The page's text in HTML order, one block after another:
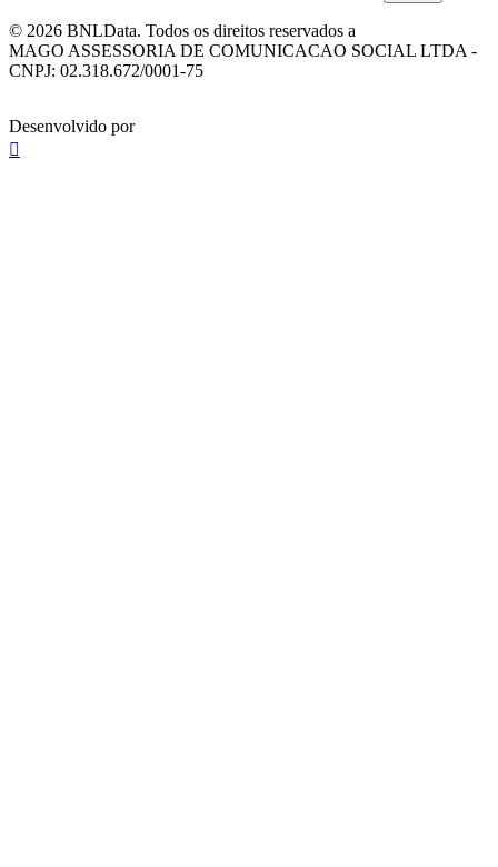
© 2026 BNLData. Todos os direitos reservados a
MAGO ASSESSORIA DE COMUNICACAO SOCIAL LTDA -
CNPJ: 02.318.672/0001-75
Desenvolvido por
